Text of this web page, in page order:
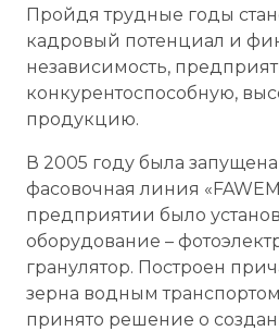
Пройдя трудные годы
кадровый потенциал и
независимость,
конкурентоспособную,
продукцию.
В 2005 году была
фасовочная линия
предприятии было
оборудование –
гранулятор. Построен
зерна водным
принято решение о